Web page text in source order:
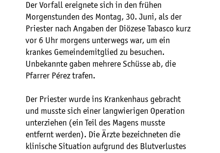
Der Vorfall ereignete sich in den frühen
Morgenstunden des Montag, 30. Juni, als der
Priester nach Angaben der Diözese Tabasco kurz
vor 6 Uhr morgens unterwegs war, um ein
krankes Gemeindemitglied zu besuchen.
Unbekannte gaben mehrere Schüsse ab, die
Pfarrer Pérez trafen.
Der Priester wurde ins Krankenhaus gebracht
und musste sich einer langwierigen Operation
unterziehen (ein Teil des Magens musste
entfernt werden). Die Ärzte bezeichneten die
klinische Situation aufgrund des Blutverlustes